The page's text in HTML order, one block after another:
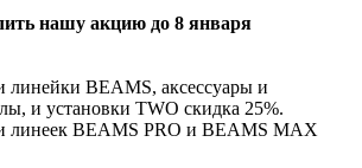
нашу акцию до 8 января
линейки BEAMS, аксессуары и
и установки TWO скидка 25%.
линеек BEAMS PRO и BEAMS MAX